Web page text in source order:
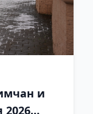
и
2026